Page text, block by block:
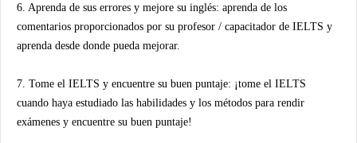
6. Aprenda de sus errores y mejore su inglés: aprenda de los
comentarios proporcionados por su profesor / capacitador de IELTS y
aprenda desde donde pueda mejorar.
7. Tome el IELTS y encuentre su buen puntaje: ¡tome el IELTS
cuando haya estudiado las habilidades y los métodos para rendir
exámenes y encuentre su buen puntaje!